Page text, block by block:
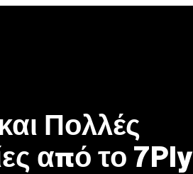
Πολλές
από το 7Ply